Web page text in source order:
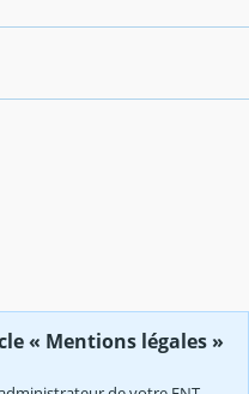
« Mentions légales »